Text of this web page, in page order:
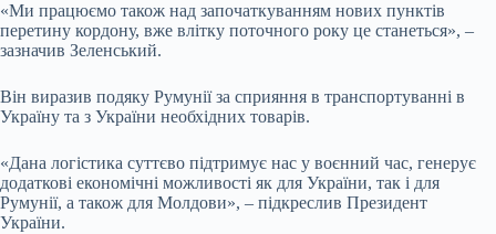
«Ми працюємо також над започаткуванням нових пунктів
перетину кордону, вже влітку поточного року це станеться», –
зазначив Зеленський.
Він виразив подяку Румунії за сприяння в транспортуванні в
Україну та з України необхідних товарів.
«Дана логістика суттєво підтримує нас у воєнний час, генерує
додаткові економічні можливості як для України, так і для
Румунії, а також для Молдови», – підкреслив Президент
України.